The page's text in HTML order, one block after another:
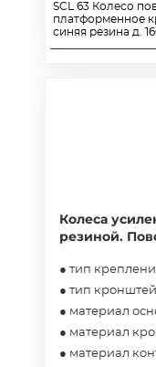
SCL 63 Колесо
платформенное
синяя резина д.
Колеса
резиной.
● тип
● тип
● материал
● материал
● материал